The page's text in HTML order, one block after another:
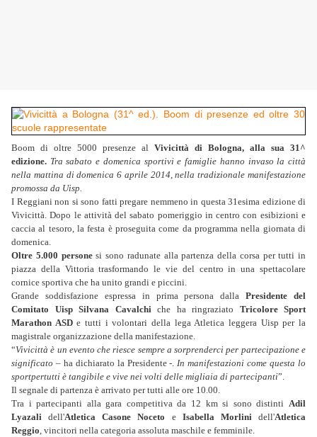
Boom di oltre 5000 presenze al Vivicittà di Bologna, alla sua 31^
edizione. Tra sabato e domenica sportivi e famiglie hanno invaso la città
nella mattina di domenica 6 aprile 2014, nella tradizionale manifestazione
promossa da Uisp.
I Reggiani non si sono fatti pregare nemmeno in questa 31esima edizione di
Vivicittà. Dopo le attività del sabato pomeriggio in centro con esibizioni e
caccia al tesoro, la festa è proseguita come da programma nella giornata di
domenica.
Oltre 5.000 personesi sono radunate alla partenza della corsa per tutti in
piazza della Vittoria trasformando le vie del centro in una spettacolare
cornice sportiva che ha unito grandi e piccini.
Grande soddisfazione espressa in prima persona dallaPresidente del
Comitato Uisp Silvana Cavalchiche ha ringraziato Tricolore Sport
Marathon ASDe tutti i volontari della lega Atletica leggera Uisp per la
magistrale organizzazione della manifestazione.
“Vivicittà è un evento che riesce sempre a sorprenderci per partecipazione e
significato – ha dichiarato la Presidente -.In manifestazioni come questa lo
sportpertutti è tangibile e vive nei volti delle migliaia di partecipanti”.
Il segnale di partenza è arrivato per tutti alle ore 10.00.
Tra i partecipanti alla gara competitiva da 12 km si sono distinti Adil
Lyazali dell'Atletica Casone Noceto e Isabella Morlinidell'Atletica
Reggio, vincitori nella categoria assoluta maschile e femminile.